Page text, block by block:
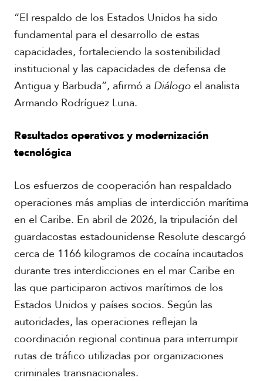
e
p
t
a
e
p
e
c
i
a
l
A
c
a
d
e
m
i
F
o
t
o
s
i
d
e
o
s
“El respaldo de los Estados Unidos ha sido
fundamental para el desarrollo de estas
capacidades, fortaleciendo la sostenibilidad
institucional y las capacidades de defensa de
Antigua y Barbuda”, afirmó a Diálogoel analista
Armando Rodríguez Luna.
Resultados operativos y modernización
tecnológica
Los esfuerzos de cooperación han respaldado
operaciones más amplias de interdicción marítima
en el Caribe. En abril de 2026, la tripulación del
guardacostas estadounidense Resolute descargó
cerca de 1166 kilogramos de cocaína incautados
durante tres interdicciones en el mar Caribe en
las que participaron activos marítimos de los
Estados Unidos y países socios. Según las
autoridades, las operaciones reflejan la
coordinación regional continua para interrumpir
rutas de tráfico utilizadas por organizaciones
criminales transnacionales.